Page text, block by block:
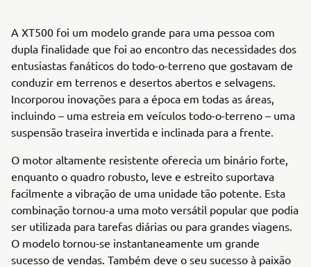
A XT500 foi um modelo grande para uma pessoa com
dupla finalidade que foi ao encontro das necessidades dos
entusiastas fanáticos do todo-o-terreno que gostavam de
conduzir em terrenos e desertos abertos e selvagens.
Incorporou inovações para a época em todas as áreas,
incluindo – uma estreia em veículos todo-o-terreno – uma
suspensão traseira invertida e inclinada para a frente.
O motor altamente resistente oferecia um binário forte,
enquanto o quadro robusto, leve e estreito suportava
facilmente a vibração de uma unidade tão potente. Esta
combinação tornou-a uma moto versátil popular que podia
ser utilizada para tarefas diárias ou para grandes viagens.
O modelo tornou-se instantaneamente um grande
sucesso de vendas. Também deve o seu sucesso à paixão